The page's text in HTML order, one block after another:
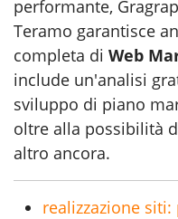
performante,
Teramo garantisce
completa di Web
include un'analisi
sviluppo di piano
oltre alla possibilità
altro ancora.
realizzazione